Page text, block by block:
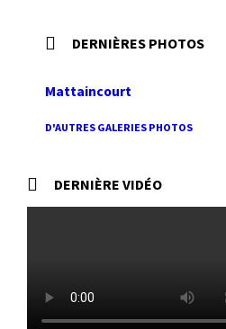
DERNIÈRES PHOTOS
Mattaincourt
D'AUTRES GALERIES PHOTOS
DERNIÈRE VIDÉO